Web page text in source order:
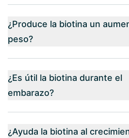
¿Produce la biotina un
peso?
¿Es útil la biotina durante el
embarazo?
¿Ayuda la biotina al